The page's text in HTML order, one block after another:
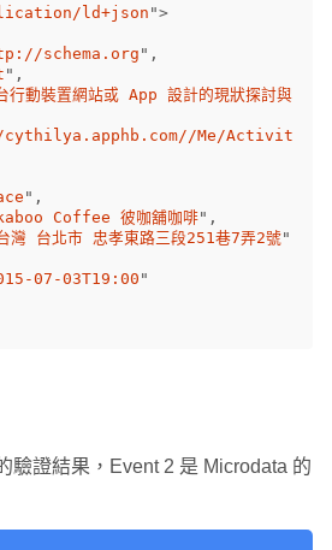
ld+json">
schema.org " ,
" ,
行動裝置網站或 App 設計的現狀探討與
Me/Activit
" ,
Coffee 彼咖舖咖啡" ,
灣 台北市 忠孝東路三段251巷7弄2號"
07-03T19:00 "
驗證結果，Event 2 是 Microdata 的